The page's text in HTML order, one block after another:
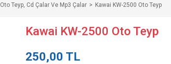
Oto Teyp, Cd Çalar Ve Mp3 Çalar Kawai KW-2500 Oto Teyp
Kawai KW-2500 Oto Teyp
250,00 TL